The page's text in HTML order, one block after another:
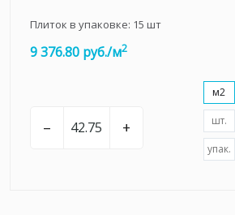
Плиток в упаковке: 15 шт
9 376.80 руб./м2
– +
м2
шт.
упак.